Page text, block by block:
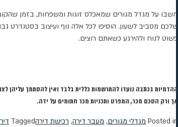
חשבו על מגדל מגורים שמאכלס זוגות ומשפחות, בזמן
שלכם מסביב לשעון. הוסיפו לכל אלה נוף ועיצוב בסטנדרט
פשוט לנוח ולהירגע כשאתם רוצים.
ההדמיות בכתבה נועדו להתרשמות כללית בלבד ואין להסתמך עליהן
אך ורק הסכם מכר, המפרט ותכניות מכר חתומים על ידה.
Posted in מגדלי מגורים, מעבר דירה, רכישת דירהTagged